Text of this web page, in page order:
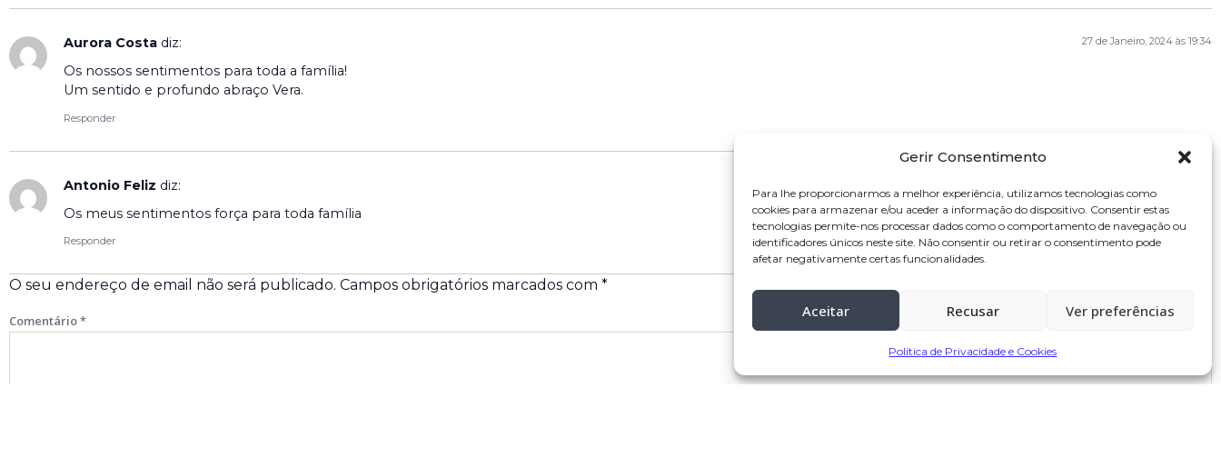
Gerir Consentimento
Para lhe proporcionarmos a melhor experiência, utilizamos tecnologias como
cookies para armazenar e/ou aceder a informação do dispositivo. Consentir estas
tecnologias permite-nos processar dados como o comportamento de navegação ou
identificadores únicos neste site. Não consentir ou retirar o consentimento pode
afetar negativamente certas funcionalidades.
Aceitar Recusar Ver preferências
Política de Privacidade e Cookies
Aurora Costa diz: 27 de Janeiro, 2024 às 19:34
Os nossos sentimentos para toda a família!
Um sentido e profundo abraço Vera.
Responder
Antonio Feliz diz:
Os meus sentimentos força para toda família
Responder
O seu endereço de email não será publicado. Campos obrigatórios marcados com *
Comentário*